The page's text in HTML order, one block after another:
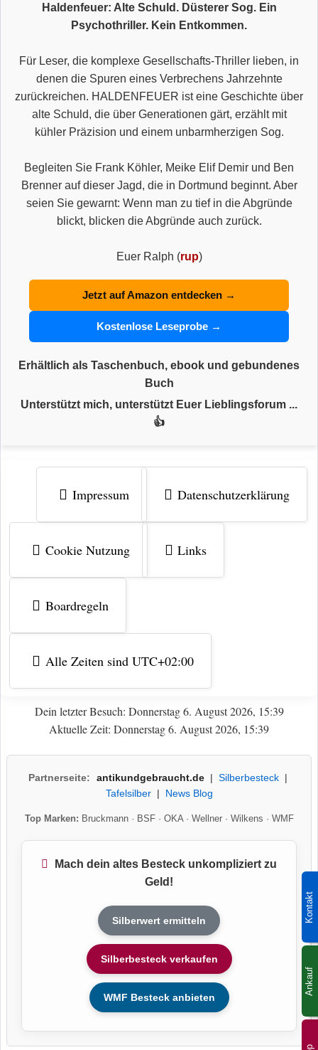
Kontakt
Ankauf
Haldenfeuer: Alte Schuld. Düsterer Sog. Ein
Psychothriller. Kein Entkommen.
Für Leser, die komplexe Gesellschafts-Thriller lieben, in
denen die Spuren eines Verbrechens Jahrzehnte
zurückreichen. HALDENFEUER ist eine Geschichte über
alte Schuld, die über Generationen gärt, erzählt mit
kühler Präzision und einem unbarmherzigen Sog.
Begleiten Sie Frank Köhler, Meike Elif Demir und Ben
Brenner auf dieser Jagd, die in Dortmund beginnt. Aber
seien Sie gewarnt: Wenn man zu tief in die Abgründe
blickt, blicken die Abgründe auch zurück.
Euer Ralph (rup)
Jetzt auf Amazon entdecken →
Kostenlose Leseprobe →
Erhältlich als Taschenbuch, ebook und gebundenes
Buch
Unterstützt mich, unterstützt Euer Lieblingsforum ...
👍
Impressum Datenschutzerklärung
Cookie Nutzung Links
Boardregeln
Alle Zeiten sind UTC+02:00
Dein letzter Besuch: Donnerstag 6. August 2026, 15:39
Aktuelle Zeit: Donnerstag 6. August 2026, 15:39
Partnerseite: antikundgebraucht.de| Silberbesteck|
Tafelsilber| News Blog
Top Marken: Bruckmann· BSF· OKA· Wellner· Wilkens · WMF
Mach dein altes Besteck unkompliziert zu
Geld!
Silberwert ermitteln
Silberbesteck verkaufen
WMF Besteck anbieten